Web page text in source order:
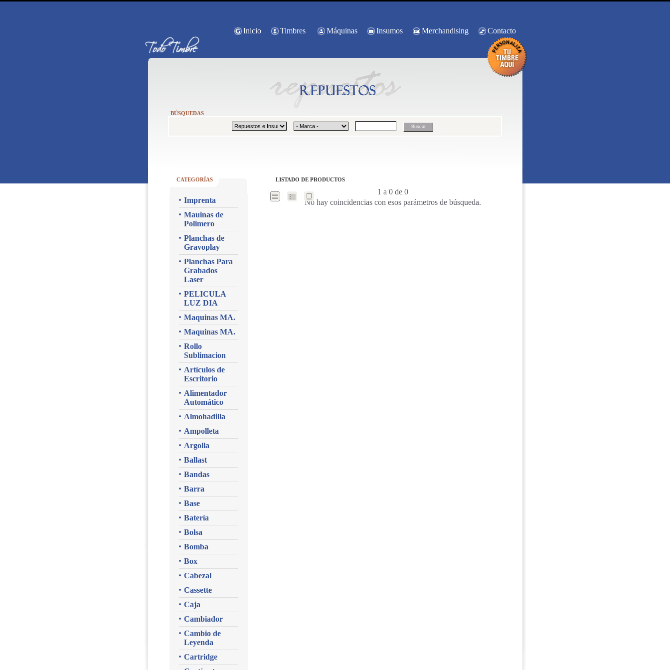
Inicio Timbres Máquinas Insumos Merchandising Contacto
BÚSQUEDAS
CATEGORÍAS
Imprenta
Mauinas de
Polimero
Planchas de
Gravoplay
Planchas Para
Grabados
Laser
PELICULA
LUZ DIA
Maquinas MA.
Maquinas MA.
Rollo
Sublimacion
Artículos de
Escritorio
Alimentador
Automático
Almohadilla
Ampolleta
Argolla
Ballast
Bandas
Barra
Base
Batería
Bolsa
Bomba
Box
Cabezal
Cassette
Caja
Cambiador
Cambio de
Leyenda
Cartridge
LISTADO DE PRODUCTOS
1 a 0 de 0
No hay coincidencias con esos parámetros de búsqueda.